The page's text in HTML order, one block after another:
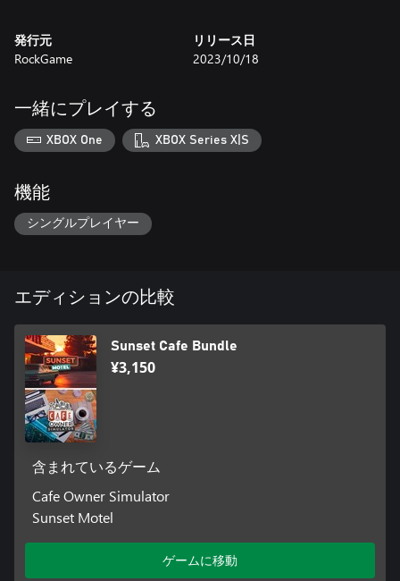
かったら、金属探知機などの特別な工具を使用して、戦車の正
確な位置を特定しして. 掘削エリアを設定し、戦車を取り出して
みて！
取り出された戦車を作業場に移動して. 次に、改修加工を開始し
て。 錆びたパーツを取り外し、新しい部品と交換して。 購入す
るか、自分で修正してください！
は、どこで、どのように移動したいのかを慎重に考えなければ
発行元
RockGame
リリース日
2023/10/18
一緒にプレイする
XBOX One XBOX Series X|S
機能
シングルプレイヤー
エディションの比較
Sunset Cafe Bundle
¥3,150
含まれているゲーム
Cafe Owner Simulator
Sunset Motel
ゲームに移動